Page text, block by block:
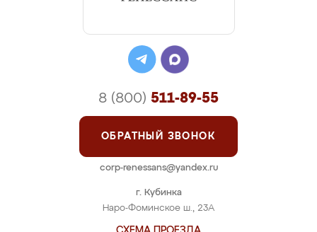
г. Кубинка
Наро-Фоминское ш., 23А
8 (800) 511-89-55
ОБРАТНЫЙ ЗВОНОК
corp-renessans@yandex.ru